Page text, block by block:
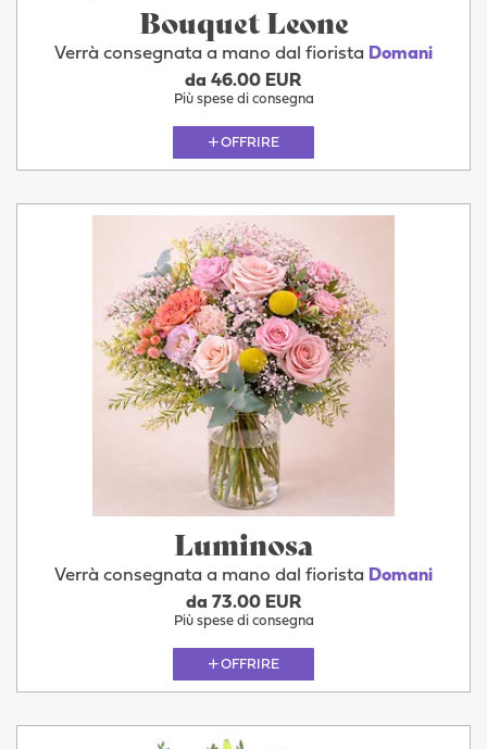
Bouquet Leone
Verrà consegnata a mano dal fiorista Domani
da 46.00 EUR
Più spese di consegna
OFFRIRE
Luminosa
Verrà consegnata a mano dal fiorista Domani
da 73.00 EUR
Più spese di consegna
OFFRIRE